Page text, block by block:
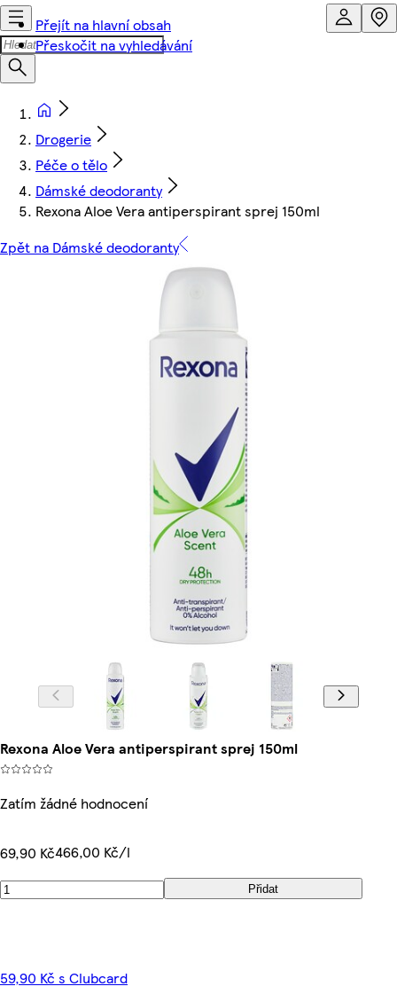
Přejít na hlavní obsah
Přeskočit na vyhledávání
Drogerie
Péče o tělo
Dámské deodoranty
Rexona Aloe Vera antiperspirant sprej 150ml
Zpět na Dámské deodoranty
Rexona Aloe Vera antiperspirant sprej 150ml
Zatím žádné hodnocení
69,90 Kč466,00 Kč/l
Přidat
59,90 Kč s Clubcard